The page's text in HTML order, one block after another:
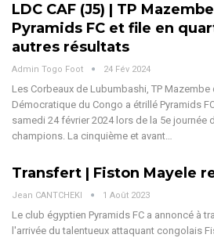
LDC CAF (J5) | TP
Pyramids FC et file en
autres résultats
Admin Togo Foot 24 Fév 2024
Les Corbeaux de Lubumbashi, TP
Démocratique du Congo a étrillé Pyramids
samedi 24 février 2024 lors de la 5e journée
champions. La cinquième et avant…
Transfert | Fiston Mayele
Jean CANTCHEKI 1 Août 2023
Le club égyptien Pyramids FC a annoncé à
l'arrivée du talentueux attaquant congolais